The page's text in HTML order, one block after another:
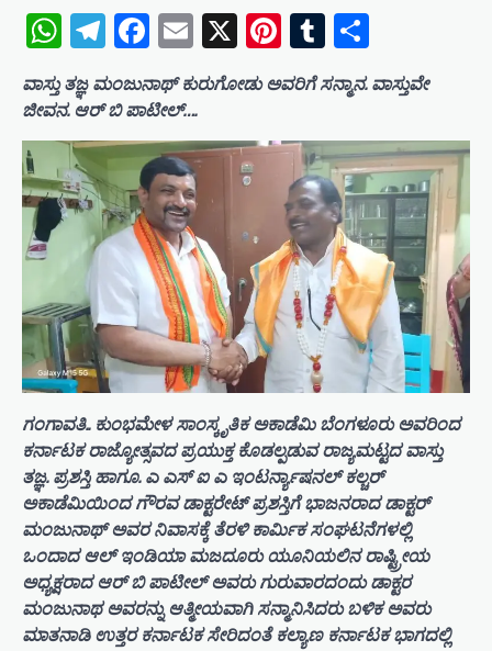
WhatsApp
Telegram
Facebook
Email
X Pinterest
Tumblr
ವಾಸ್ತು ತಜ್ಞ ಮಂಜುನಾಥ್ ಕುರುಗೋಡು ಅವರಿಗೆ ಸನ್ಮಾನ. ವಾಸ್ತುವೇ
ಜೀವನ. ಆರ್ ಬಿ ಪಾಟೀಲ್….
ಗಂಗಾವತಿ.. ಕುಂಭಮೇಳ ಸಾಂಸ್ಕೃತಿಕ ಅಕಾಡೆಮಿ ಬೆಂಗಳೂರು ಅವರಿಂದ
ಕರ್ನಾಟಕ ರಾಜ್ಯೋತ್ಸವದ ಪ್ರಯುಕ್ತ ಕೊಡಲ್ಪಡುವ ರಾಜ್ಯಮಟ್ಟದ ವಾಸ್ತು
ತಜ್ಞ. ಪ್ರಶಸ್ತಿ ಹಾಗೂ. ಎ ಎಸ್ ಐ ಎ ಇಂಟರ್ನ್ಯಾಷನಲ್ ಕಲ್ಚರ್
ಅಕಾಡೆಮಿಯಿಂದ ಗೌರವ ಡಾಕ್ಟರೇಟ್ ಪ್ರಶಸ್ತಿಗೆ ಭಾಜನರಾದ ಡಾಕ್ಟರ್
ಮಂಜುನಾಥ್ ಅವರ ನಿವಾಸಕ್ಕೆ ತೆರಳಿ ಕಾರ್ಮಿಕ ಸಂಘಟನೆಗಳಲ್ಲಿ
ಒಂದಾದ ಆಲ್ ಇಂಡಿಯಾ ಮಜದೂರು ಯೂನಿಯಲಿನ ರಾಷ್ಟ್ರೀಯ
ಅಧ್ಯಕ್ಷರಾದ ಆರ್ ಬಿ ಪಾಟೀಲ್ ಅವರು ಗುರುವಾರದಂದು ಡಾಕ್ಟರ
ಮಂಜುನಾಥ ಅವರನ್ನು ಆತ್ಮೀಯವಾಗಿ ಸನ್ಮಾನಿಸಿದರು ಬಳಿಕ ಅವರು
ಮಾತನಾಡಿ ಉತ್ತರ ಕರ್ನಾಟಕ ಸೇರಿದಂತೆ ಕಲ್ಯಾಣ ಕರ್ನಾಟಕ ಭಾಗದಲ್ಲಿ